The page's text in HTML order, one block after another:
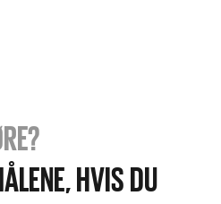
HVIS DU